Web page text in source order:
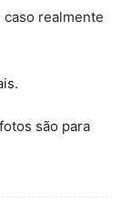
realmente
são para